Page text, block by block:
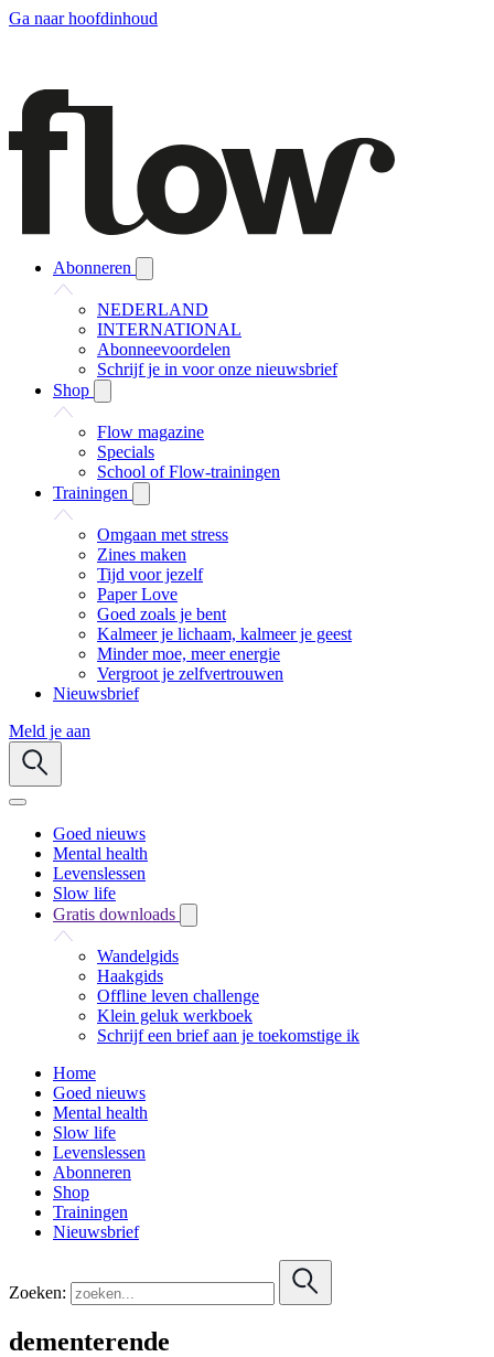
Ga naar hoofdinhoud
Abonneren
NEDERLAND
INTERNATIONAL
Abonneevoordelen
Schrijf je in voor onze nieuwsbrief
Shop
Flow magazine
Specials
School of Flow-trainingen
Trainingen
Omgaan met stress
Zines maken
Tijd voor jezelf
Paper Love
Goed zoals je bent
Kalmeer je lichaam, kalmeer je geest
Minder moe, meer energie
Vergroot je zelfvertrouwen
Nieuwsbrief
Meld je aan
Goed nieuws
Mental health
Levenslessen
Slow life
Gratis downloads
Wandelgids
Haakgids
Offline leven challenge
Klein geluk werkboek
Schrijf een brief aan je toekomstige ik
Home
Goed nieuws
Mental health
Slow life
Levenslessen
Abonneren
Shop
Trainingen
Nieuwsbrief
Zoeken:
dementerende